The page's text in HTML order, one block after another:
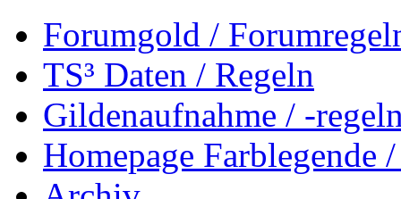
Forumgold /
TS³ Daten / Regeln
Gildenaufnahme / -
Homepage Farblegende